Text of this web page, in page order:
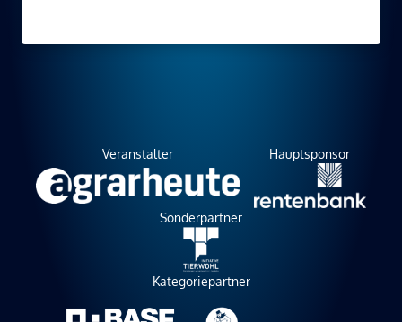
Veranstalter Hauptsponsor
Sonderpartner
Kategoriepartner